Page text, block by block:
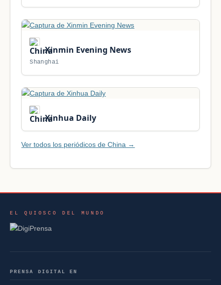
Xinmin Evening News
Shanghai
Xinhua Daily
Ver todos los periódicos de China →
EL QUIOSCO DEL MUNDO
PRENSA DIGITAL EN